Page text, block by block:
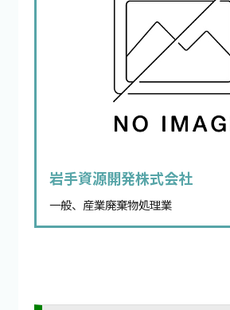
岩手資源開発株式会社
一般、産業廃棄物処理業